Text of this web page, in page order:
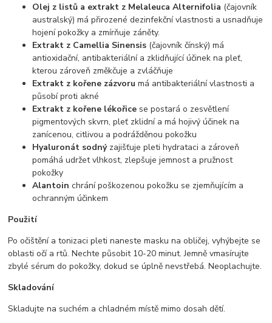
Olej z listů a extrakt z Melaleuca Alternifolia (čajovník
australský) má přirozené dezinfekční vlastnosti a usnadňuje
hojení pokožky a zmírňuje záněty.
Extrakt z Camellia Sinensis (čajovník čínský) má
antioxidační, antibakteriální a zklidňující účinek na pleť,
kterou zároveň změkčuje a zvláčňuje
Extrakt z kořene zázvorumá antibakteriální vlastnosti a
působí proti akné
Extrakt z kořene lékořice se postará o zesvětlení
pigmentových skvrn, pleť zklidní a má hojivý účinek na
zanícenou, citlivou a podrážděnou pokožku
Hyaluronát sodný zajišťuje pleti hydrataci a zároveň
pomáhá udržet vlhkost, zlepšuje jemnost a pružnost
pokožky
Alantoin chrání poškozenou pokožku se zjemňujícím a
ochranným účinkem
Použití
Po očištění a tonizaci pleti naneste masku na obličej, vyhýbejte se
oblasti očí a rtů. Nechte působit 10-20 minut. Jemně vmasírujte
zbylé sérum do pokožky, dokud se úplně nevstřebá. Neoplachujte.
Skladování
Skladujte na suchém a chladném místě mimo dosah dětí.